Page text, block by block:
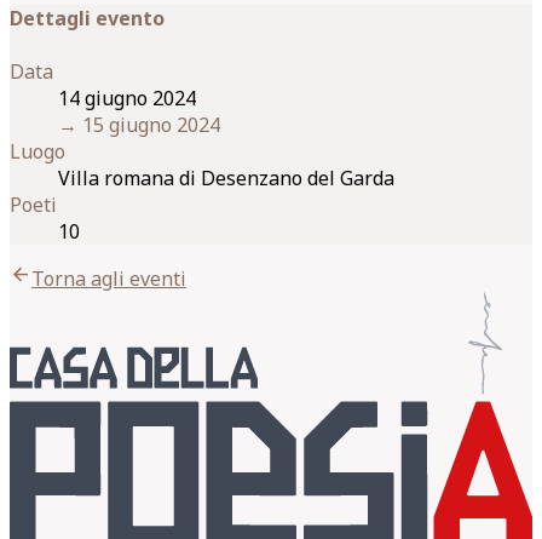
Dettagli evento
Data
14 giugno 2024
→ 15 giugno 2024
Luogo
Villa romana di Desenzano del Garda
Poeti
10
arrow_backTorna agli eventi